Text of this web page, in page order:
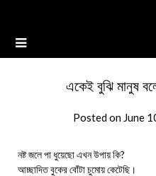
একেই বুঝি মানুষ
Posted on June
নষ্ট জলে পা ধুয়েছো এখন উপায় কি?
আচ্ছাদিত বুকের বোঁটা চুমোয় কেটেছি।